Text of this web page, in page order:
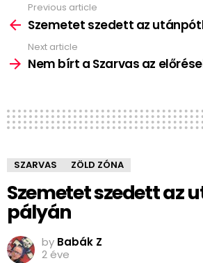
more
Previous article
Szemetet szedett az
Next article
Nem bírt a Szarvas az
SZARVAS ZÖLD ZÓNA
Szemetet szedett az
pályán
by Babák Z
2 éve